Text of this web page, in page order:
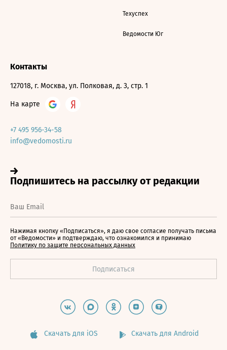
Техуспех
Ведомости Юг
Контакты
127018, г. Москва, ул. Полковая, д. 3, стр. 1
На карте
+7 495 956-34-58
info@vedomosti.ru
Нажимая кнопку «Подписаться», я даю свое согласие получать письма
от «Ведомости» и подтверждаю, что ознакомился и принимаю
Политику по защите персональных данных
Скачать для iOS Скачать для Android